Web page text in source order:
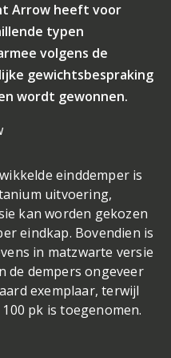
Arrow heeft voor
typen
volgens de
gewichtsbespraking
wordt gewonnen.
einddemper is
uitvoering,
kan worden gekozen
eindkap. Bovendien is
in matzwarte versie
de dempers ongeveer
exemplaar, terwijl
pk is toegenomen.